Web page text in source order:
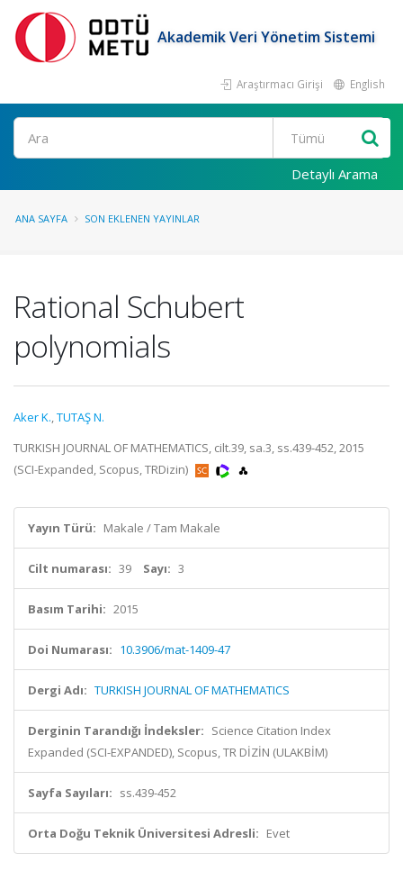
Akademik Veri Yönetim Sistemi
Araştırmacı Girişi English
Ara
Detaylı Arama
ANA SAYFA SON EKLENEN YAYINLAR
Rational Schubert
polynomials
Aker K.,TUTAŞ N.
TURKISH JOURNAL OF MATHEMATICS, cilt.39, sa.3, ss.439-452, 2015
(SCI-Expanded, Scopus, TRDizin)
Yayın Türü: Makale / Tam Makale
Cilt numarası: 39 Sayı: 3
Basım Tarihi: 2015
Doi Numarası: 10.3906/mat-1409-47
Dergi Adı: TURKISH JOURNAL OF MATHEMATICS
Derginin Tarandığı İndeksler: Science Citation Index
Expanded (SCI-EXPANDED), Scopus, TR DİZİN (ULAKBİM)
Sayfa Sayıları: ss.439-452
Orta Doğu Teknik Üniversitesi Adresli: Evet